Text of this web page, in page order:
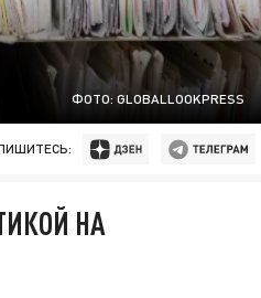
ФОТО: GLOBALLOOKPRESS
НА